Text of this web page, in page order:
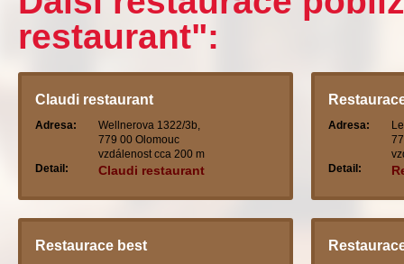
restaurant":
Claudi restaurant
Adresa:
Wellnerova 1322/3b,
779 00 Olomouc
vzdálenost cca 200 m
Detail:
Claudi restaurant
Adresa:
Detail:
Restaurace best